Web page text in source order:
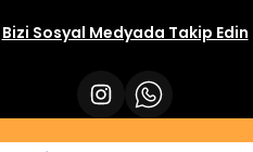
Bizi Sosyal Medyada Takip Edin